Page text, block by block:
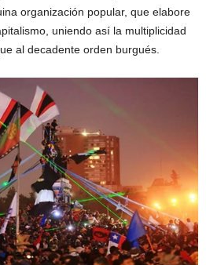
organización popular, que elabore
uniendo así la multiplicidad
al decadente orden burgués.